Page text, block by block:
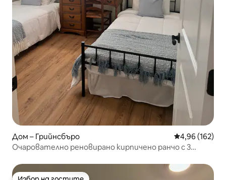
Дом – Грийнсбъро Средна
4,96 (162)
Очарователно реновирано кирпичено ранчо с 3